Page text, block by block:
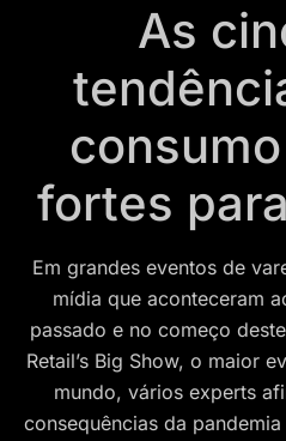
As
fortes
Em grandes eventos de
mídia que aconteceram
passado e no começo
Retail’s Big Show, o maior
mundo, vários experts
consequências da